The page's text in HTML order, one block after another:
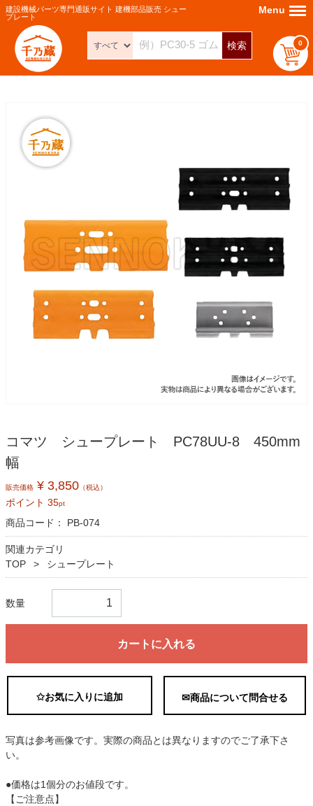
建設機械パーツ専門通販サイト 建機部品販売 シュー
プレート
検索 0
Menu Menu
コマツ シュープレート PC78UU-8 450mm
幅
販売価格 ¥ 3,850 （税込）
ポイント 35pt
商品コード： PB-074
関連カテゴリ
TOP
シュープレート
数量
カートに入れる
✩お気に入りに追加 ✉商品について問合せる
写真は参考画像です。実際の商品とは異なりますのでご了承下さ
い。
●価格は1個分のお値段です。
【ご注意点】